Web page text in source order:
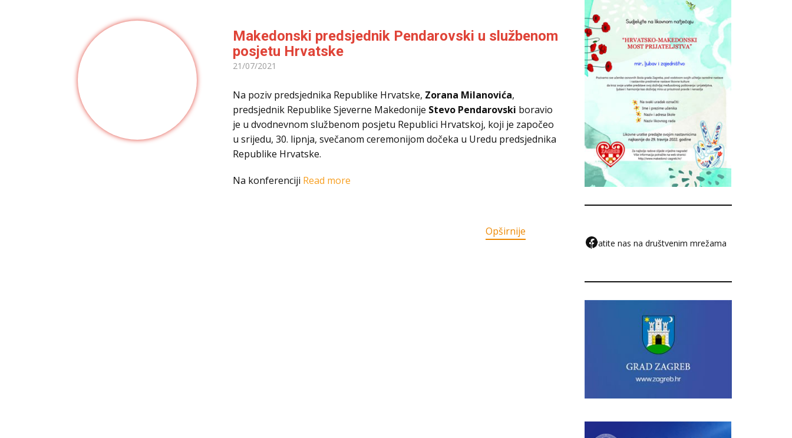
Makedonski predsjednik Pendarovski u službenom
posjetu Hrvatske
21/07/2021
Na poziv predsjednika Republike Hrvatske, Zorana Milanovića,
predsjednik Republike Sjeverne Makedonije Stevo Pendarovski boravio
je u dvodnevnom službenom posjetu Republici Hrvatskoj, koji je započeo
u srijedu, 30. lipnja, svečanom ceremonijom dočeka u Uredu predsjednika
Republike Hrvatske.
Na konferenciji Read more
Opširnije
F
a
o
o
pratite nas na društvenim mrežama